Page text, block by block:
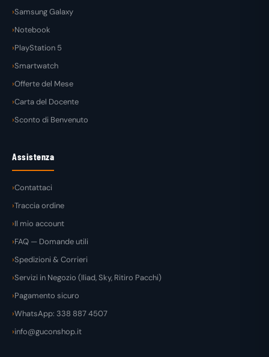
Samsung Galaxy
Notebook
PlayStation 5
Smartwatch
Offerte del Mese
Carta del Docente
Sconto di Benvenuto
Assistenza
Contattaci
Traccia ordine
Il mio account
FAQ — Domande utili
Spedizioni & Corrieri
Servizi in Negozio (Iliad, Sky, Ritiro Pacchi)
Pagamento sicuro
WhatsApp: 338 887 4507
info@guconshop.it